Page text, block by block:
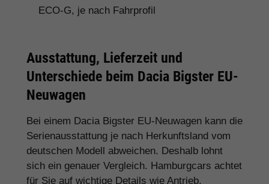
ECO-G, je nach Fahrprofil
Ausstattung, Lieferzeit und
Unterschiede beim Dacia Bigster EU-
Neuwagen
Bei einem Dacia Bigster EU-Neuwagen kann die
Serienausstattung je nach Herkunftsland vom
deutschen Modell abweichen. Deshalb lohnt
sich ein genauer Vergleich. Hamburgcars achtet
für Sie auf wichtige Details wie Antrieb,